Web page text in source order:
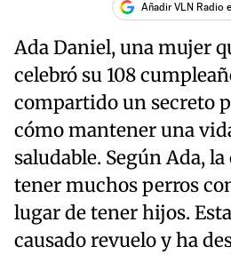
Añadir VLN Radio
Ada Daniel, una mujer
celebró su 108
compartido un secreto
cómo mantener una
saludable. Según Ada,
tener muchos perros
lugar de tener hijos.
causado revuelo y ha